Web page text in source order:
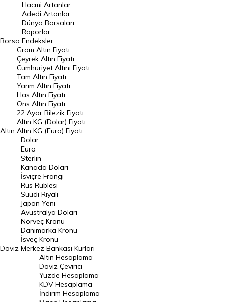
Hacmi Artanlar
Geçmiş Kapanışlar
Dünya Borsaları
Raporlar
Endeksler
DÖVİZ
Döviz Kuru
Dolar Kuru
Euro Kuru
Pound Kuru
Frank Kuru
Riyal Kuru
Avustralya Doları
Danimarka Kronu Kuru
Kanada Doları Kuru
Norveç Kronu Kuru
İsveç Kronu Kuru
Japon Yeni Kuru
Serbest Piyasa Döviz Kurları
Borsa
Hacmi Artanlar
Adedi Artanlar
Dünya Borsaları
Raporlar
Endeksler
Altın
Gram Altın Fiyatı
Çeyrek Altın Fiyatı
Cumhuriyet Altını Fiyatı
Tam Altın Fiyatı
Yarım Altın Fiyatı
Has Altın Fiyatı
Ons Altın Fiyatı
22 Ayar Bilezik Fiyatı
Altın KG (Dolar) Fiyatı
Altın KG (Euro) Fiyatı
Döviz
Dolar
Euro
Sterlin
Kanada Doları
İsviçre Frangı
Rus Rublesi
Suudi Riyali
Japon Yeni
Avustralya Doları
Norveç Kronu
Danimarka Kronu
İsveç Kronu
Merkez Bankası Kurlari
Altın Hesaplama
Döviz Çevirici
Yüzde Hesaplama
KDV Hesaplama
İndirim Hesaplama